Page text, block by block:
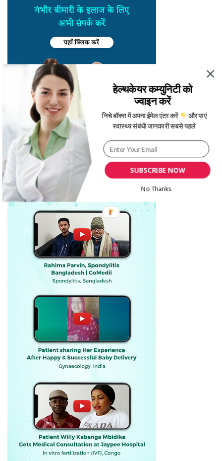
SUBSCRIBE NOW
हेल्थकेयर कम्युनिटी को
ज्वाइन करें
निचे बॉक्स में अपना ईमेल एंटर करें और पाएं
स्वास्थ्य संबंधी जानकारी सबसे पहले
No Thanks